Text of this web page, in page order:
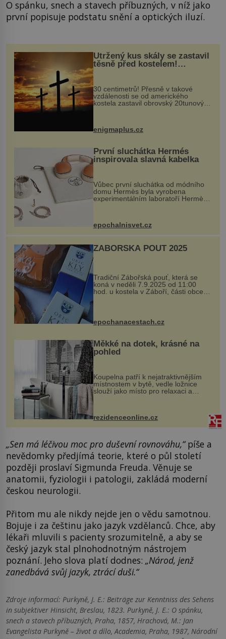
O spánku, snech a stavech příbuzných, v níž jako
první popisuje podstatu snění a optických iluzí.
Utržený kus skály se zastavil
těsně před kostelem!
Ochránila ho boží síla?
30 centimetrů! Přesně v takové
vzdálenosti se od amerického
kostela zastavil obrovský 20tunový
...
enigmaplus.cz
První sluchátka Hermés
inspirovala slavná kabelka
Vůbec první sluchátka od módního
domu Hermès byla vyrobena
experimentálním laboratoří Hermès
kovový...
epochalnisvet.cz
ZÁBOŘSKÁ POUŤ 2025
Tradiční Zábořská pouť, která se
koná v neděli 7.9.2025 od 11:00
hod. u kostela v Záboří, části obce
Kly u Mělníka. V programu naleznete
komentovanou prohlídku kostela,
epochanacestach.cz
Měkké na dotek, krásné na
pohled
Koupelna patří k nejatraktivnějším
místnostem v bytě, vedle ložnice
slouží jako místo pro relaxaci a
odpočinek. Koupelnový textil –
ručníky, osušky a koberečky –
mohou jako mávnutím kouzelného
proutku...
rezidenceonline.cz
„Sen má léčivou moc pro duševní rovnováhu,“píše a
nevědomky předjímá teorie, které o půl století
později proslaví Sigmunda Freuda. Věnuje se
anatomii, fyziologii i patologii, zakládá moderní
českou neurologii.
Přitom mu ale nikdy nejde jen o vědu samotnou.
Bojuje i za češtinu jako jazyk vzdělanců. Chce, aby
lékaři mluvili s pacienty srozumitelně, a aby se
český jazyk stal plnohodnotným nástrojem
poznání. Jeho slova platí dodnes: „Národ, jenž
zanedbává svůj jazyk, ztrácí duši.“
Zdroje informací: Purkyně, J. E.: Beiträge zur Kenntniss des Sehens
in subjektiver Hinsicht, Breslau, 1823. Purkyně, J. E.: O spánku,
snech a stavech příbuzných, Praha, 1857, Hrachová, M.: Jan
Evangelista Purkyně – život a dílo, Academia, Praha, 1987, Národní